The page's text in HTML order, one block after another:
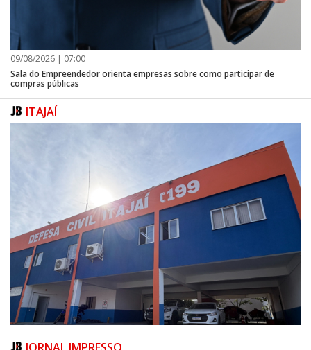
09/08/2026 | 07:00
Sala do Empreendedor orienta empresas sobre como participar de
compras públicas
ITAJAÍ